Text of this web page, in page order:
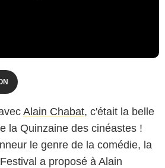
Alain Chabat, c'était la belle
la Quinzaine des cinéastes !
le genre de la comédie, la
a proposé à Alain